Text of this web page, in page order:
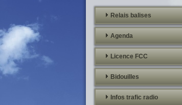
Relais balises
Agenda
Licence FCC
Bidouilles
Infos trafic radio